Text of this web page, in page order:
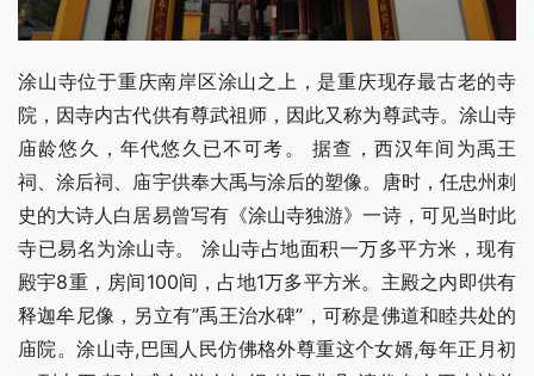
涂山寺位于重庆南岸区涂山之上，是重庆现存最古老的寺
院，因寺内古代供有尊武祖师，因此又称为尊武寺。涂山寺
庙龄悠久，年代悠久已不可考。 据查，西汉年间为禹王
祠、涂后祠、庙宇供奉大禹与涂后的塑像。唐时，任忠州刺
史的大诗人白居易曾写有《涂山寺独游》一诗，可见当时此
寺已易名为涂山寺。 涂山寺占地面积一万多平方米，现有
殿宇8重，房间100间，占地1万多平方米。主殿之内即供有
释迦牟尼像，另立有”禹王治水碑”，可称是佛道和睦共处的
庙院。涂山寺,巴国人民仿佛格外尊重这个女婿,每年正月初